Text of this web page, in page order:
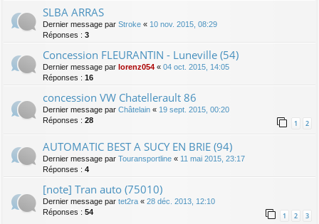
SLBA ARRAS
Dernier message par Stroke « 10 nov. 2015, 08:29
Réponses : 3
Concession FLEURANTIN - Luneville (54)
Dernier message par lorenz054 « 04 oct. 2015, 14:05
Réponses : 16
concession VW Chatellerault 86
Dernier message par Châtelain « 19 sept. 2015, 00:20
Réponses : 28 1 2
AUTOMATIC BEST A SUCY EN BRIE (94)
Dernier message par Touransportline « 11 mai 2015, 23:17
Réponses : 4
[note] Tran auto (75010)
Dernier message par tet2ra « 28 déc. 2013, 12:10
Réponses : 54 1 2 3